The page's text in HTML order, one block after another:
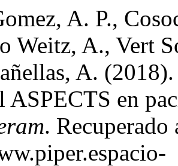
A. P.,
Weitz, A., Vert
A.
ASPECTS en
. Recuperado